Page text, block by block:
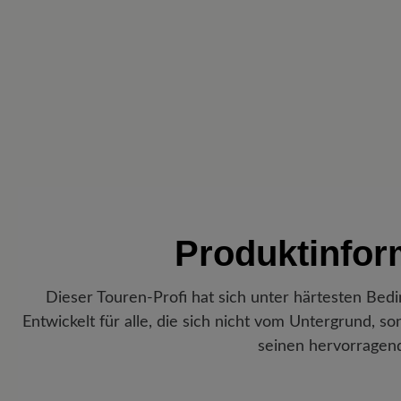
Dieser Touren-Profi hat sich unter härtesten
Entwickelt für alle, die sich nicht vom Untergrund,
seinen